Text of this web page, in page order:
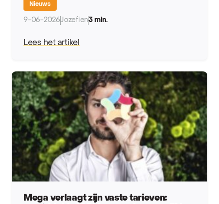
Nieuws
9-06-2026Jozefien3 min.
Lees het artikel
Mega verlaagt zijn vaste tarieven: